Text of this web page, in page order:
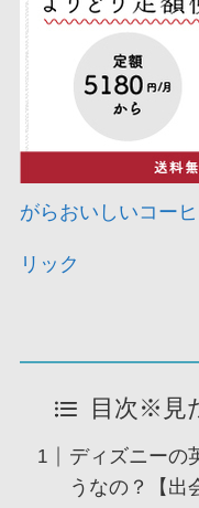
がらおいしいコー
リック
目次※見
ディズニーの
うなの？【出